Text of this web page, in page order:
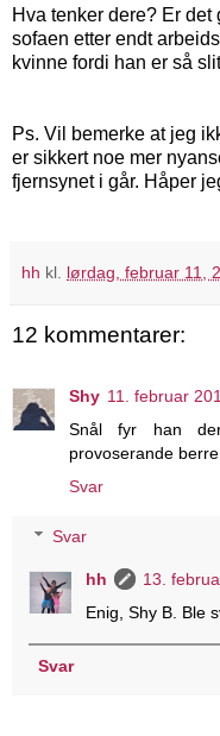
Hva tenker dere? Er det
sofaen etter endt
kvinne fordi han er så
Ps. Vil bemerke at jeg
er sikkert noe mer
fjernsynet i går. Håper
hh kl. lørdag, februar 11,
12 kommentarer:
Shy 11. februar
Snål fyr han
provoserande
Svar
Svar
hh
13.
Enig, Shy B. Ble
Svar